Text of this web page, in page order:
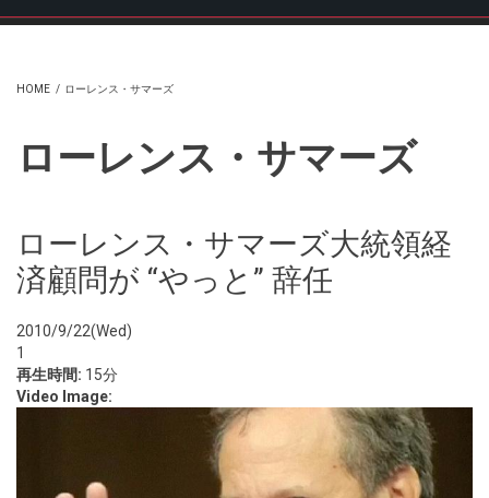
HOME / ローレンス・サマーズ
ローレンス・サマーズ
ローレンス・サマーズ大統領経
済顧問が “やっと” 辞任
2010/9/22(Wed)
1
再生時間: 15分
Video Image: